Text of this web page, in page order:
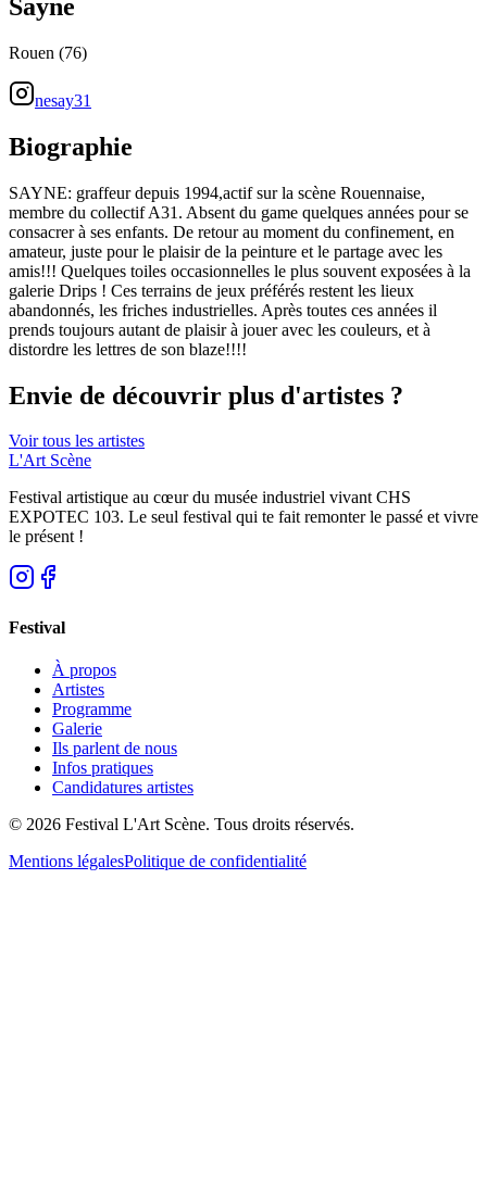
Sayne
Rouen (76)
nesay31
Biographie
SAYNE: graffeur depuis 1994,actif sur la scène Rouennaise,
membre du collectif A31. Absent du game quelques années pour se
consacrer à ses enfants. De retour au moment du confinement, en
amateur, juste pour le plaisir de la peinture et le partage avec les
amis!!! Quelques toiles occasionnelles le plus souvent exposées à la
galerie Drips ! Ces terrains de jeux préférés restent les lieux
abandonnés, les friches industrielles. Après toutes ces années il
prends toujours autant de plaisir à jouer avec les couleurs, et à
distordre les lettres de son blaze!!!!
Envie de découvrir plus d'artistes ?
Voir tous les artistes
L'ArtScène
Festival artistique au cœur du musée industriel vivant CHS
EXPOTEC 103. Le seul festival qui te fait remonter le passé et vivre
le présent !
Festival
À propos
Artistes
Programme
Galerie
Ils parlent de nous
Infos pratiques
Candidatures artistes
© 2026 Festival L'Art Scène. Tous droits réservés.
Mentions légalesPolitique de confidentialité